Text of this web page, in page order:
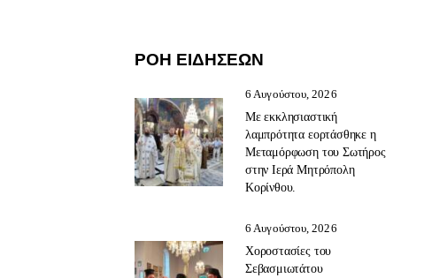
ΡΟΗ ΕΙΔΗΣΕΩΝ
6 Αυγούστου, 2026
Με εκκλησιαστική
λαμπρότητα εορτάσθηκε η
Μεταμόρφωση του Σωτήρος
στην Ιερά Μητρόπολη
Κορίνθου.
6 Αυγούστου, 2026
Χοροστασίες του
Σεβασμιωτάτου